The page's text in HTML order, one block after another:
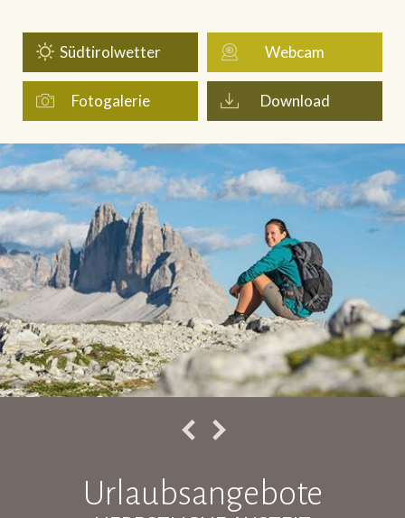
Südtirolwetter Webcam
Fotogalerie Download
Urlaubsangebote